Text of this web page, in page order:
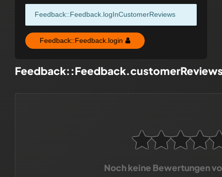
Feedback::Feedback.logInCustomerReviews
Feedback::Feedback.login
Noch keine Bewertungen